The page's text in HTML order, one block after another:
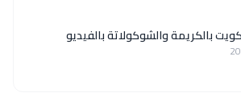
بالكريمة والشوكولاتة بالفيديو